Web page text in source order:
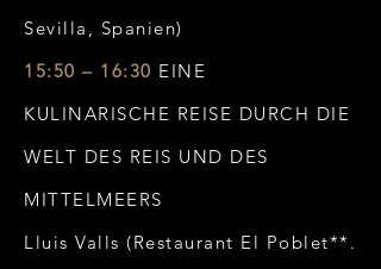
Sevilla, Spanien)
15:50 – 16:30 EINE
KULINARISCHE REISE DURCH DIE
WELT DES REIS UND DES
MITTELMEERS
Lluis Valls (Restaurant El Poblet**.